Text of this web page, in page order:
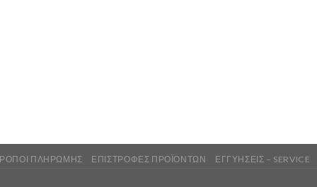
ΠΛΗΡΩΜΉΣ ΕΠΙΣΤΡΟΦΈΣ ΠΡΟΪΌΝΤΩΝ ΕΓΓΥΉΣΕΙΣ – SERVICE